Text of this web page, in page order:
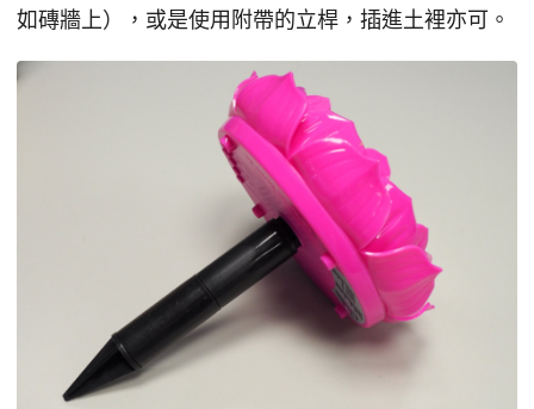
如磚牆上），或是使用附帶的立桿，插進土裡亦可。